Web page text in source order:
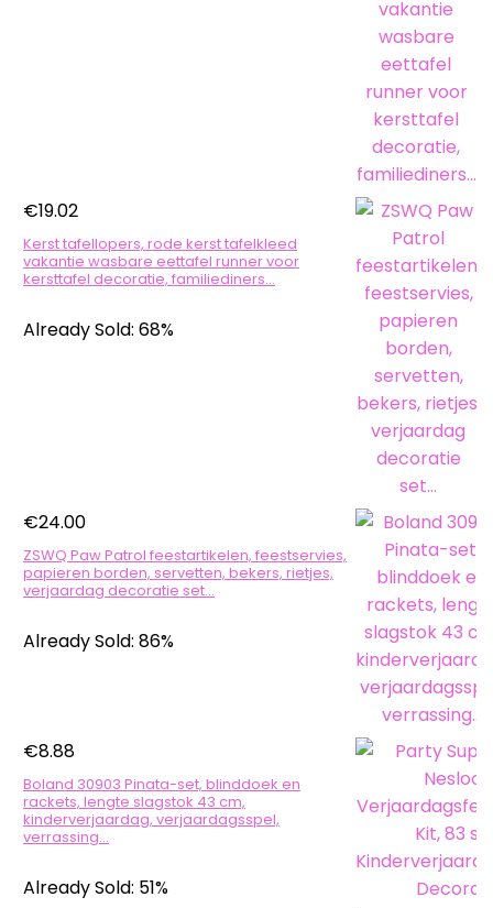
€19.02
Kerst tafellopers, rode kerst tafelkleed
vakantie wasbare eettafel runner voor
kersttafel decoratie, familiediners…
Already Sold: 68%
€24.00
ZSWQ Paw Patrol feestartikelen, feestservies,
papieren borden, servetten, bekers, rietjes,
verjaardag decoratie set…
Already Sold: 86%
€8.88
Boland 30903 Pinata-set, blinddoek en
rackets, lengte slagstok 43 cm,
kinderverjaardag, verjaardagsspel,
verrassing…
Already Sold: 51%